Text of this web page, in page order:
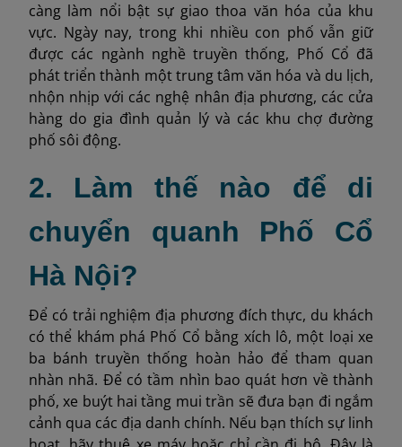
càng làm nổi bật sự giao thoa văn hóa của khu
vực. Ngày nay, trong khi nhiều con phố vẫn giữ
được các ngành nghề truyền thống, Phố Cổ đã
phát triển thành một trung tâm văn hóa và du lịch,
nhộn nhịp với các nghệ nhân địa phương, các cửa
hàng do gia đình quản lý và các khu chợ đường
phố sôi động.
2. Làm thế nào để di
chuyển quanh Phố Cổ
Hà Nội?
Để có trải nghiệm địa phương đích thực, du khách
có thể khám phá Phố Cổ bằng xích lô, một loại xe
ba bánh truyền thống hoàn hảo để tham quan
nhàn nhã. Để có tầm nhìn bao quát hơn về thành
phố, xe buýt hai tầng mui trần sẽ đưa bạn đi ngắm
cảnh qua các địa danh chính. Nếu bạn thích sự linh